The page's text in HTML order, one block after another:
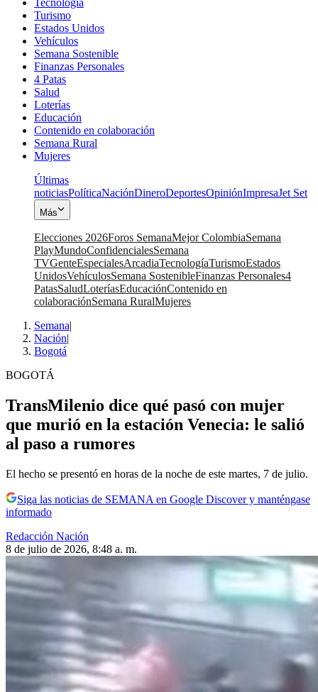
Turismo
Estados Unidos
Vehículos
Semana Sostenible
Finanzas Personales
4 Patas
Salud
Loterías
Educación
Contenido en colaboración
Semana Rural
Mujeres
Últimas
noticiasPolíticaNaciónDineroDeportesOpiniónImpresaJet Set
Más
Elecciones 2026Foros SemanaMejor ColombiaSemana
PlayMundoConfidencialesSemana
TVGenteEspecialesArcadiaTecnologíaTurismoEstados
UnidosVehículosSemana SostenibleFinanzas Personales4
PatasSaludLoteríasEducaciónContenido en
colaboraciónSemana RuralMujeres
Semana|
Nación|
Bogotá
BOGOTÁ
TransMilenio dice qué pasó con mujer
que murió en la estación Venecia: le salió
al paso a rumores
El hecho se presentó en horas de la noche de este martes, 7 de julio.
Siga las noticias de SEMANA en Google Discover y manténgase
informado
Redacción Nación
8 de julio de 2026, 8:48 a. m.